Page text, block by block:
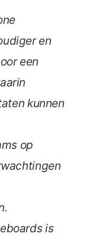
en
een
kunnen
op
is